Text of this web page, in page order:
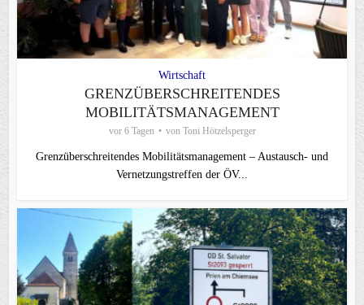
Wirtschaft
GRENZÜBERSCHREITENDES
MOBILITÄTSMANAGEMENT
vor 6 Tagen von Toni Hötzelsperger
Grenzüberschreitendes Mobilitätsmanagement – Austausch- und
Vernetzungstreffen der ÖV...